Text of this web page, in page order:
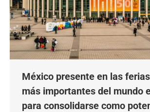
México presente en las
más importantes del mundo
para consolidarse como